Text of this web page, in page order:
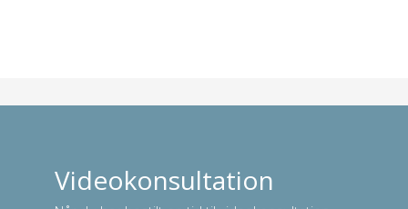
Videokonsultation